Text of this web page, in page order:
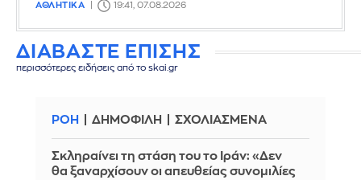
ΑΘΛΗΤΙΚΑ 19:41, 07.08.2026
ΔΙΑΒΑΣΤΕ ΕΠΙΣΗΣ
περισσότερες ειδήσεις από το skai.gr
ΡΟΗ ΔΗΜΟΦΙΛΗ ΣΧΟΛΙΑΣΜΕΝΑ
Σκληραίνει τη στάση του το Ιράν: «Δεν
θα ξαναρχίσουν οι απευθείας συνομιλίες